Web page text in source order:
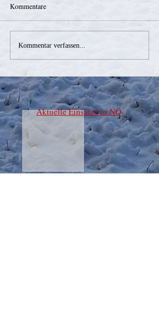
Nachruf LM Alois
Heissenberger
Kommentare
Kommentar verfassen...
Aktuelle Einsätze in NÖ